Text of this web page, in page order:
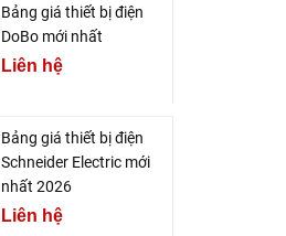
Bảng giá thiết bị điện
DoBo mới nhất
Liên hệ
Bảng giá thiết bị điện
Schneider Electric mới
nhất 2026
Liên hệ